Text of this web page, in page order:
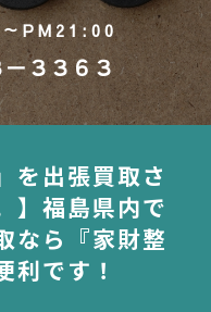
PM21:00
３３６３
を出張買取さ
】福島県内で
なら『家財整
です！